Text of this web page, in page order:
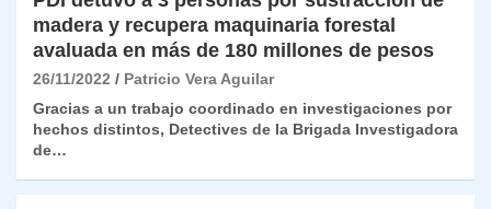
madera y recupera maquinaria forestal
avaluada en más de 180 millones de pesos
26/11/2022
Patricio Vera Aguilar
Gracias a un trabajo coordinado en investigaciones por
hechos distintos, Detectives de la Brigada Investigadora
de…